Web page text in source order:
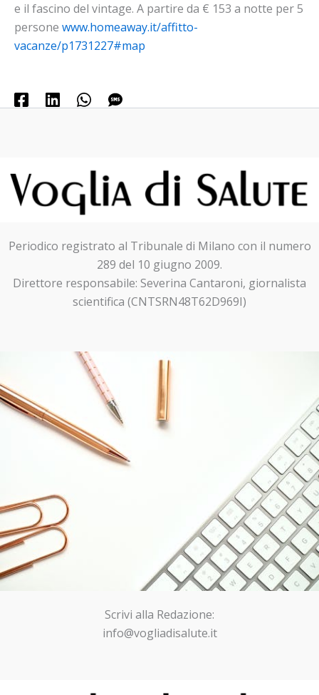
e il fascino del vintage. A partire da € 153 a notte per 5
persone www.homeaway.it/affitto-
vacanze/p1731227#map
Periodico registrato al Tribunale di Milano con il numero
289 del 10 giugno 2009.
Direttore responsabile: Severina Cantaroni, giornalista
scientifica (CNTSRN48T62D969I)
Scrivi alla Redazione:
info@vogliadisalute.it